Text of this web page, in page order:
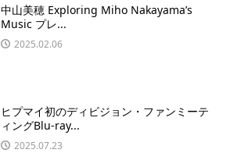
中山美穂 Exploring Miho Nakayama’s
Music プレ...
2025.02.06
ヒプマイ初のディビジョン・ファンミーテ
ィングBlu-ray...
2025.07.23